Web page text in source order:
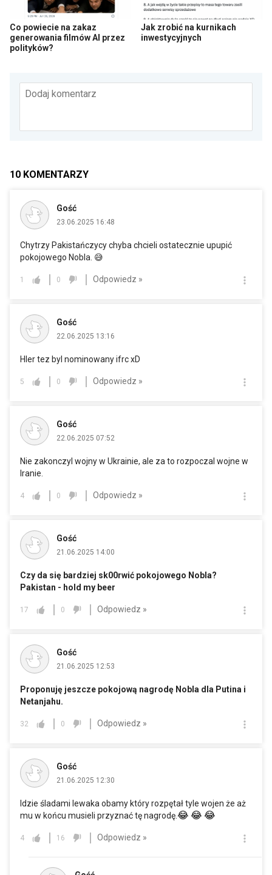
Co powiecie na zakaz
generowania filmów AI przez
polityków?
Jak zrobić na kurnikach
inwestycyjnych
Dodaj komentarz
10 KOMENTARZY
Gość
23.06.2025 16:48
Chytrzy Pakistańczycy chyba chcieli ostatecznie upupić
pokojowego Nobla. 😅
1 0 Odpowiedz »
Gość
22.06.2025 13:16
Hler tez byl nominowany ifrc xD
5 0 Odpowiedz »
Gość
22.06.2025 07:52
Nie zakonczyl wojny w Ukrainie, ale za to rozpoczal wojne w
Iranie.
4 0 Odpowiedz »
Gość
21.06.2025 14:00
Czy da się bardziej sk00rwić pokojowego Nobla?
Pakistan - hold my beer
17 0 Odpowiedz »
Gość
21.06.2025 12:53
Proponuję jeszcze pokojową nagrodę Nobla dla Putina i
Netanjahu.
32 0 Odpowiedz »
Gość
21.06.2025 12:30
Idzie śladami lewaka obamy który rozpętał tyle wojen że aż
mu w końcu musieli przyznać tę nagrodę.😂 😂 😂
4 16 Odpowiedz »